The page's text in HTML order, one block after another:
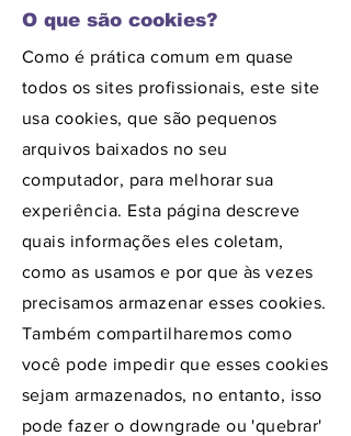
O que são cookies?
Como é prática comum em quase
todos os sites profissionais, este site
usa cookies, que são pequenos
arquivos baixados no seu
computador, para melhorar sua
experiência. Esta página descreve
quais informações eles coletam,
como as usamos e por que às vezes
precisamos armazenar esses cookies.
Também compartilharemos como
você pode impedir que esses cookies
sejam armazenados, no entanto, isso
pode fazer o downgrade ou 'quebrar'